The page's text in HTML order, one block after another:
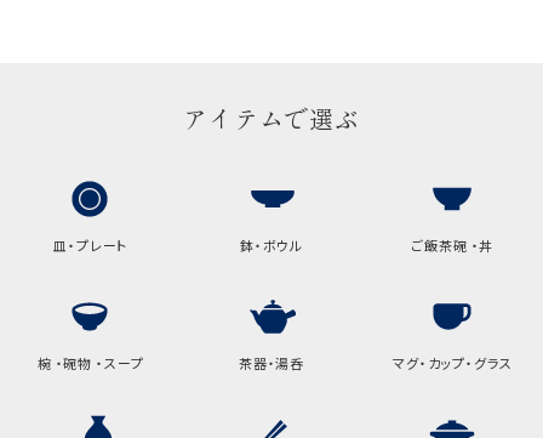
ご注文時に、ご希望枚数をご記入ください。
高さ
32.5cm
幅
9cm
アイテムで選ぶ
皿・プレート 鉢・ボウル ご飯茶碗 ・丼
椀 ・碗物 ・スープ 茶器・湯呑 マグ・カップ・グラス